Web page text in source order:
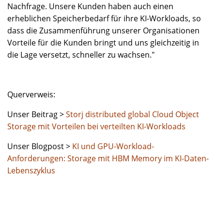
Nachfrage. Unsere Kunden haben auch einen
erheblichen Speicherbedarf für ihre KI-Workloads, so
dass die Zusammenführung unserer Organisationen
Vorteile für die Kunden bringt und uns gleichzeitig in
die Lage versetzt, schneller zu wachsen."
Querverweis:
Unser Beitrag >Storj distributed global Cloud Object
Storage mit Vorteilen bei verteilten KI-Workloads
Unser Blogpost > KI und GPU-Workload-
Anforderungen: Storage mit HBM Memory im KI-Daten-
Lebenszyklus